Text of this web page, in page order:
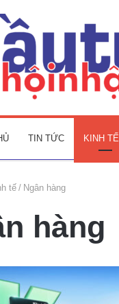
TIN TỨC KINH TẾ
tế / Ngân hàng
hàng